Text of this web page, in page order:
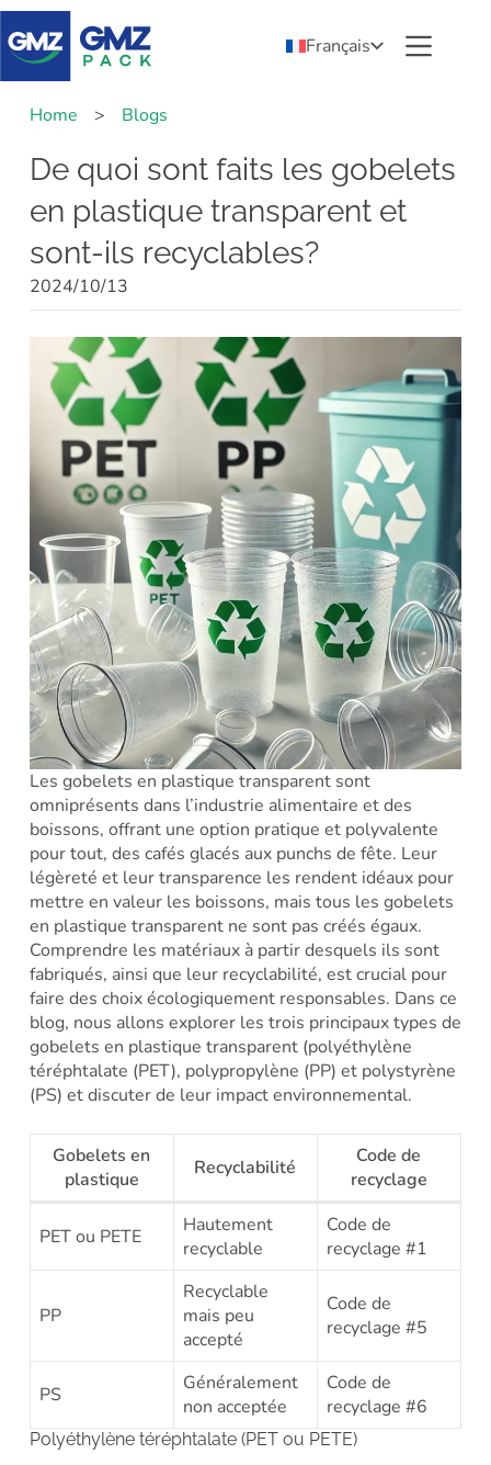
Français
Home > Blogs
De quoi sont faits les gobelets
en plastique transparent et
sont-ils recyclables?
2024/10/13
Les gobelets en plastique transparent sont
omniprésents dans l’industrie alimentaire et des
boissons, offrant une option pratique et polyvalente
pour tout, des cafés glacés aux punchs de fête. Leur
légèreté et leur transparence les rendent idéaux pour
mettre en valeur les boissons, mais tous les gobelets
en plastique transparent ne sont pas créés égaux.
Comprendre les matériaux à partir desquels ils sont
fabriqués, ainsi que leur recyclabilité, est crucial pour
faire des choix écologiquement responsables. Dans ce
blog, nous allons explorer les trois principaux types de
gobelets en plastique transparent (polyéthylène
téréphtalate (PET), polypropylène (PP) et polystyrène
(PS) et discuter de leur impact environnemental.
Gobelets en
plastique
Recyclabilité
Code de
recyclage
PET ou PETE
Hautement
recyclable
Code de
recyclage #1
PP
Recyclable
mais peu
accepté
Code de
recyclage #5
PS
Généralement
non acceptée
Code de
recyclage #6
Polyéthylène téréphtalate (PET ou PETE)